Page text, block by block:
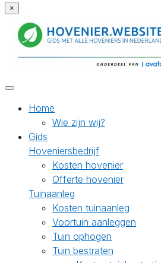
×
Home
Wie zijn wij?
Gids
Hoveniersbedrijf
Kosten hovenier
Offerte hovenier
Tuinaanleg
Kosten tuinaanleg
Voortuin aanleggen
Tuin ophogen
Tuin bestraten